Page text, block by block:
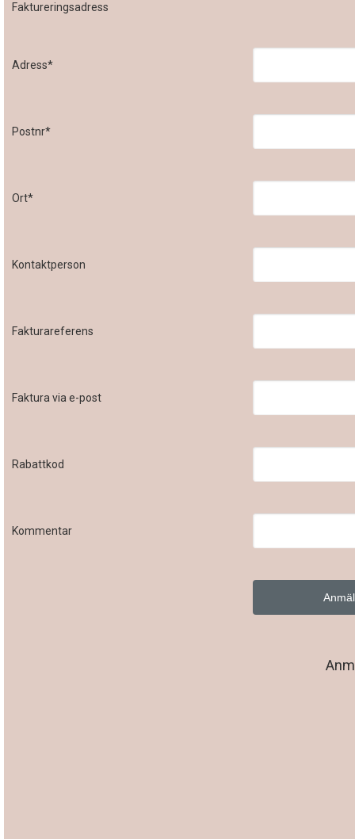
Faktureringsadress
Adress*
Postnr*
Ort*
Kontaktperson
Fakturareferens
Faktura via e-post
Rabattkod
Kommentar